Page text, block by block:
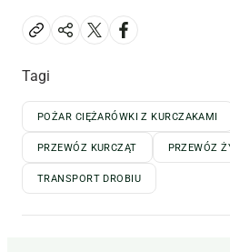
Tagi
POŻAR CIĘŻARÓWKI Z KURCZAKAMI
PRZEWÓZ KURCZĄT PRZEWÓZ
TRANSPORT DROBIU